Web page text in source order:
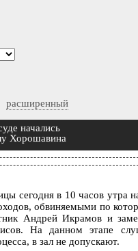
расширенный
начались
Хорошавина
сегодня в 10 часов утра
обвиняемыми по
Андрей Икрамов и
На данном этапе
в зал не допускают.